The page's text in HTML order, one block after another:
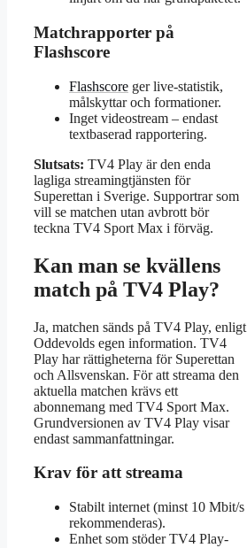
Matchrapporter på
Flashscore
Flashscore ger live-statistik,
målskyttar och formationer.
Inget videostream – endast
textbaserad rapportering.
Slutsats: TV4 Play är den enda
lagliga streamingtjänsten för
Superettan i Sverige. Supportrar som
vill se matchen utan avbrott bör
teckna TV4 Sport Max i förväg.
Kan man se kvällens
match på TV4 Play?
Ja, matchen sänds på TV4 Play, enligt
Oddevolds egen information. TV4
Play har rättigheterna för Superettan
och Allsvenskan. För att streama den
aktuella matchen krävs ett
abonnemang med TV4 Sport Max.
Grundversionen av TV4 Play visar
endast sammanfattningar.
Krav för att streama
Stabilt internet (minst 10 Mbit/s
rekommenderas).
Enhet som stöder TV4 Play-